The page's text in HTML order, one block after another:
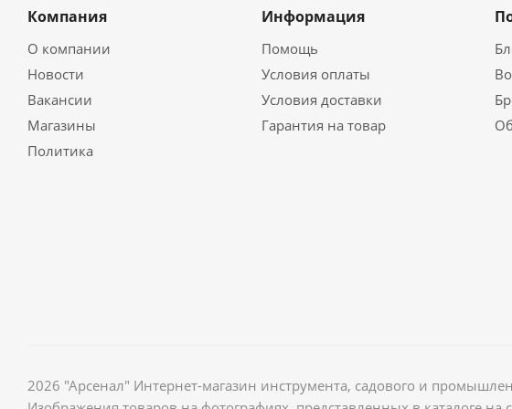
Компания
О компании
Новости
Вакансии
Магазины
Политика
Информация
Помощь
Условия оплаты
Условия доставки
Гарантия на товар
2026 "Арсенал" Интернет-магазин инструмента, садового и